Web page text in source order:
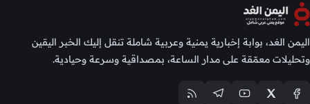
اليمن الغد، بوابة إخبارية يمنية وعربية شاملة تنقل إليك الخبر اليقين
وتحليلات معمّقة على مدار الساعة، بمصداقية وسرعة وحيادية.